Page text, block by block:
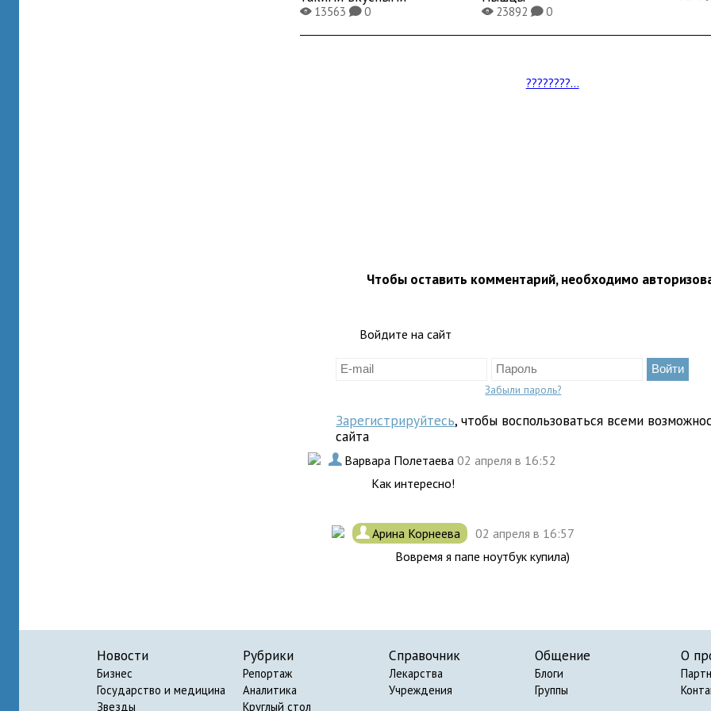
X13563K0 X23892K0
????????...
Чтобы оставить комментарий, необходимо
Войдите на сайт
Забыли пароль?
Зарегистрируйтесь, чтобы воспользоваться всеми
сайта
. Варвара Полетаева02 апреля в 16:52
Как интересно!
. Арина Корнеева
02 апреля в 16:57
Вовремя я папе ноутбук купила)
Новости
Бизнес
Государство и медицина
Звезды
Рубрики
Репортаж
Аналитика
Круглый стол
Справочник
Лекарства
Учреждения
Общение
Блоги
Группы
О